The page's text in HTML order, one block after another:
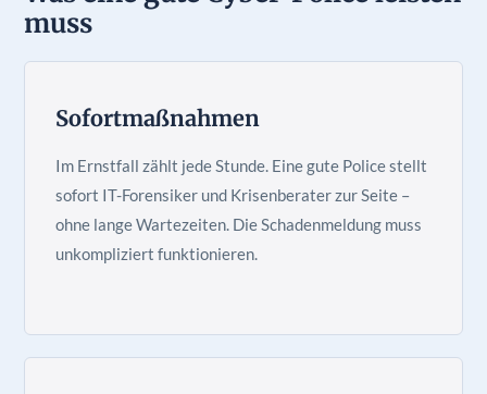
muss
Sofortmaßnahmen
Im Ernstfall zählt jede Stunde. Eine gute Police stellt
sofort IT-Forensiker und Krisenberater zur Seite –
ohne lange Wartezeiten. Die Schadenmeldung muss
unkompliziert funktionieren.